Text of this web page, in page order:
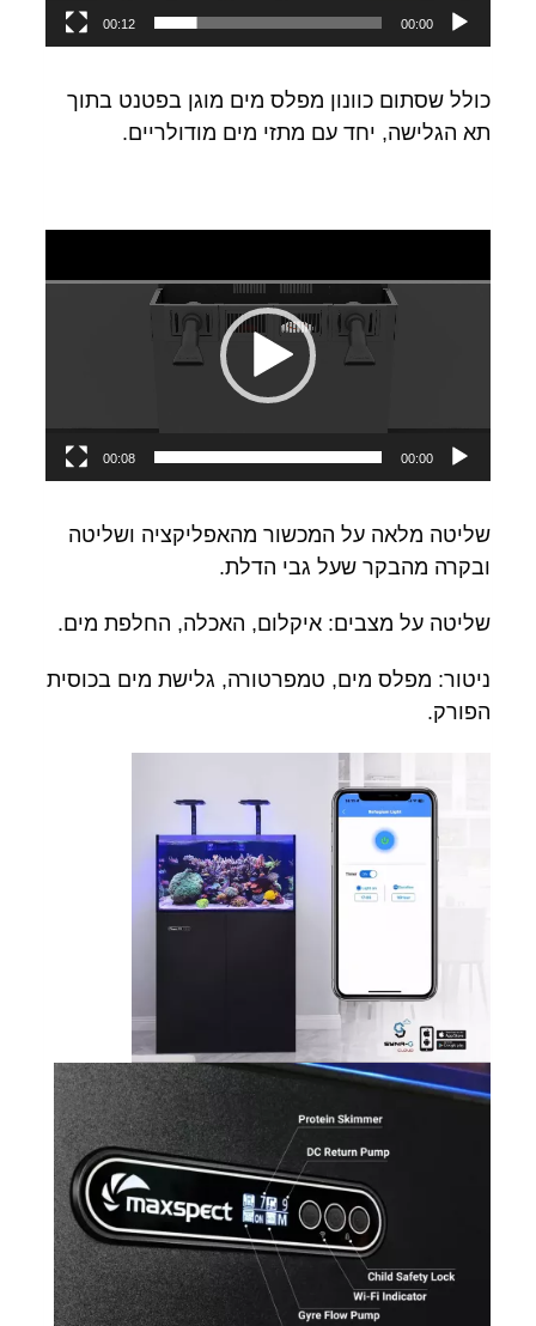
00:00
00:12
כולל שסתום כוונון מפלס מים מוגן בפטנט בתוך
תא הגלישה, יחד עם מתזי מים מודולריים.
00:00
00:08
שליטה מלאה על המכשור מהאפליקציה ושליטה
ובקרה מהבקר שעל גבי הדלת.
שליטה על מצבים: איקלום, האכלה, החלפת מים.
ניטור: מפלס מים, טמפרטורה, גלישת מים בכוסית
הפורק.